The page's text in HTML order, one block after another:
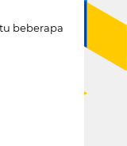
beberapa